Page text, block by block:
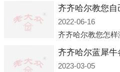
齐齐哈尔教您
2022-06-16
2023-03-05